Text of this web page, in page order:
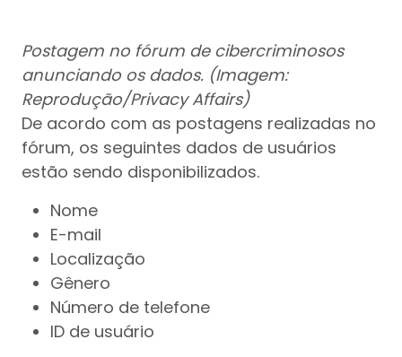
Postagem no fórum de cibercriminosos
anunciando os dados. (Imagem:
Reprodução/Privacy Affairs)
De acordo com as postagens realizadas no
fórum, os seguintes dados de usuários
estão sendo disponibilizados.
Nome
E-mail
Localização
Gênero
Número de telefone
ID de usuário